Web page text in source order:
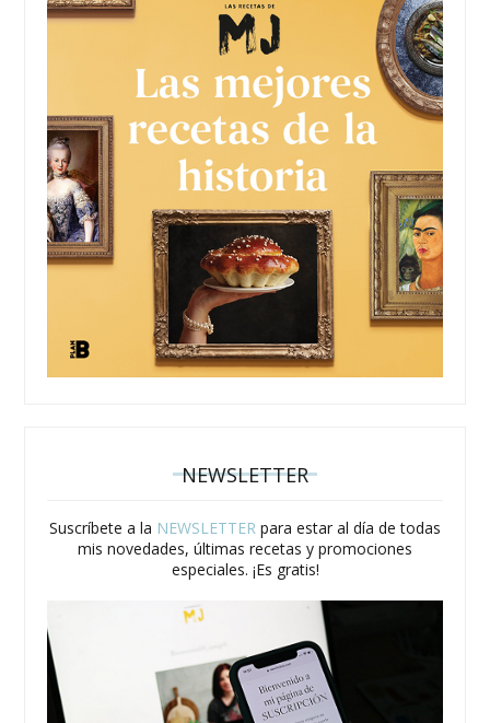
NEWSLETTER
Suscríbete a la NEWSLETTER para estar al día de todas
mis novedades, últimas recetas y promociones
especiales. ¡Es gratis!